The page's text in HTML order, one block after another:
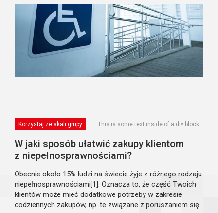
Korzystaj ze skali grupy This is some text inside of a div block.
W jaki sposób ułatwić zakupy klientom
z niepełnosprawnościami?
Obecnie około 15% ludzi na świecie żyje z różnego rodzaju
niepełnosprawnościami[1]. Oznacza to, że część Twoich
klientów może mieć dodatkowe potrzeby w zakresie
codziennych zakupów, np. te związane z poruszaniem się